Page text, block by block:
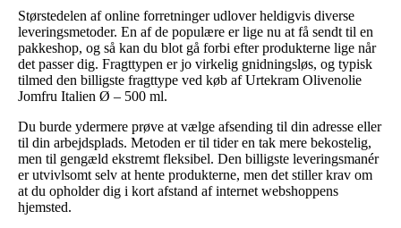
Størstedelen af online forretninger udlover heldigvis diverse
leveringsmetoder. En af de populære er lige nu at få sendt til en
pakkeshop, og så kan du blot gå forbi efter produkterne lige når
det passer dig. Fragttypen er jo virkelig gnidningsløs, og typisk
tilmed den billigste fragttype ved køb af Urtekram Olivenolie
Jomfru Italien Ø – 500 ml.
Du burde ydermere prøve at vælge afsending til din adresse eller
til din arbejdsplads. Metoden er til tider en tak mere bekostelig,
men til gengæld ekstremt fleksibel. Den billigste leveringsmanér
er utvivlsomt selv at hente produkterne, men det stiller krav om
at du opholder dig i kort afstand af internet webshoppens
hjemsted.